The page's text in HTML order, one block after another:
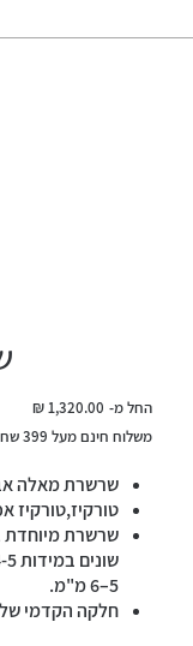
החל מ- מחיר
משלוח חינם מעל 399 שח
שרשרת מאלה
טורקיז,טורקיז
שרשרת מיוחדת
5–6 מ"מ.
חלקה הקדמי של